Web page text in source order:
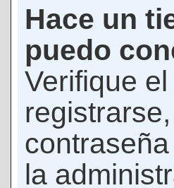
Hace un
puedo
Verifique
la